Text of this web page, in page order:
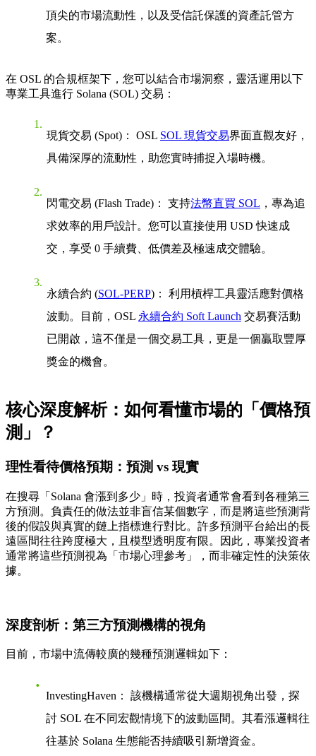
頂尖的市場流動性，以及受信託保護的資產託管方
案。
在 OSL 的合規框架下，您可以結合市場洞察，靈活運用以下
專業工具進行 Solana (SOL) 交易：
現貨交易 (Spot)： OSL SOL 現貨交易界面直觀友好，
具備深厚的流動性，助您實時捕捉入場時機。
閃電交易 (Flash Trade)： 支持法幣直買 SOL ，專為追
求效率的用戶設計。您可以直接使用 USD 快速成
交，享受 0 手續費、低價差及極速成交體驗。
永續合約 (SOL-PERP)：
利用槓桿工具靈活應對價格
波動。目前，OSL 永續合約 Soft Launch 交易賽活動
已開啟，這不僅是一個交易工具，更是一個贏取豐厚
獎金的機會。
核心深度解析：如何看懂市場的「價格預
測」？
理性看待價格預期：預測 vs 現實
在搜尋「Solana 會漲到多少」時，投資者通常會看到各種第三
方預測。負責任的做法並非盲信某個數字，而是將這些預測背
後的假設與真實的鏈上指標進行對比。許多預測平台給出的長
遠區間往往跨度極大，且模型透明度有限。因此，專業投資者
通常將這些預測視為「市場心理參考」，而非確定性的決策依
據。
深度剖析：第三方預測機構的視角
目前，市場中流傳較廣的幾種預測邏輯如下：
InvestingHaven：
該機構通常從大週期視角出發，探
討 SOL 在不同宏觀情境下的波動區間。其看漲邏輯往
往基於 Solana 生態能否持續吸引新增資金。